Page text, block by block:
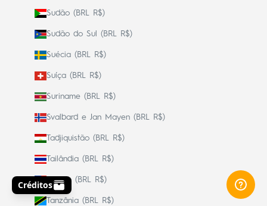
Sudão (BRL R$)
Sudão do Sul (BRL R$)
Suécia (BRL R$)
Suíça (BRL R$)
Suriname (BRL R$)
Svalbard e Jan Mayen (BRL R$)
Tadjiquistão (BRL R$)
Tailândia (BRL R$)
Taiwan (BRL R$)
Tanzânia (BRL R$)